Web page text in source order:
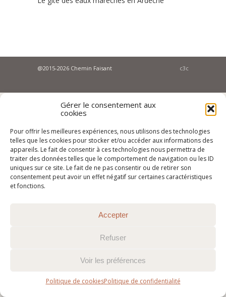
Gérer le consentement aux
cookies
Pour offrir les meilleures expériences, nous utilisons des technologies
telles que les cookies pour stocker et/ou accéder aux informations des
appareils. Le fait de consentir à ces technologies nous permettra de
traiter des données telles que le comportement de navigation ou les ID
uniques sur ce site. Le fait de ne pas consentir ou de retirer son
consentement peut avoir un effet négatif sur certaines caractéristiques
et fonctions.
Accepter
Refuser
Voir les préférences
Politique de cookiesPolitique de confidentialité
@2015-2026 Chemin Faisant c3c